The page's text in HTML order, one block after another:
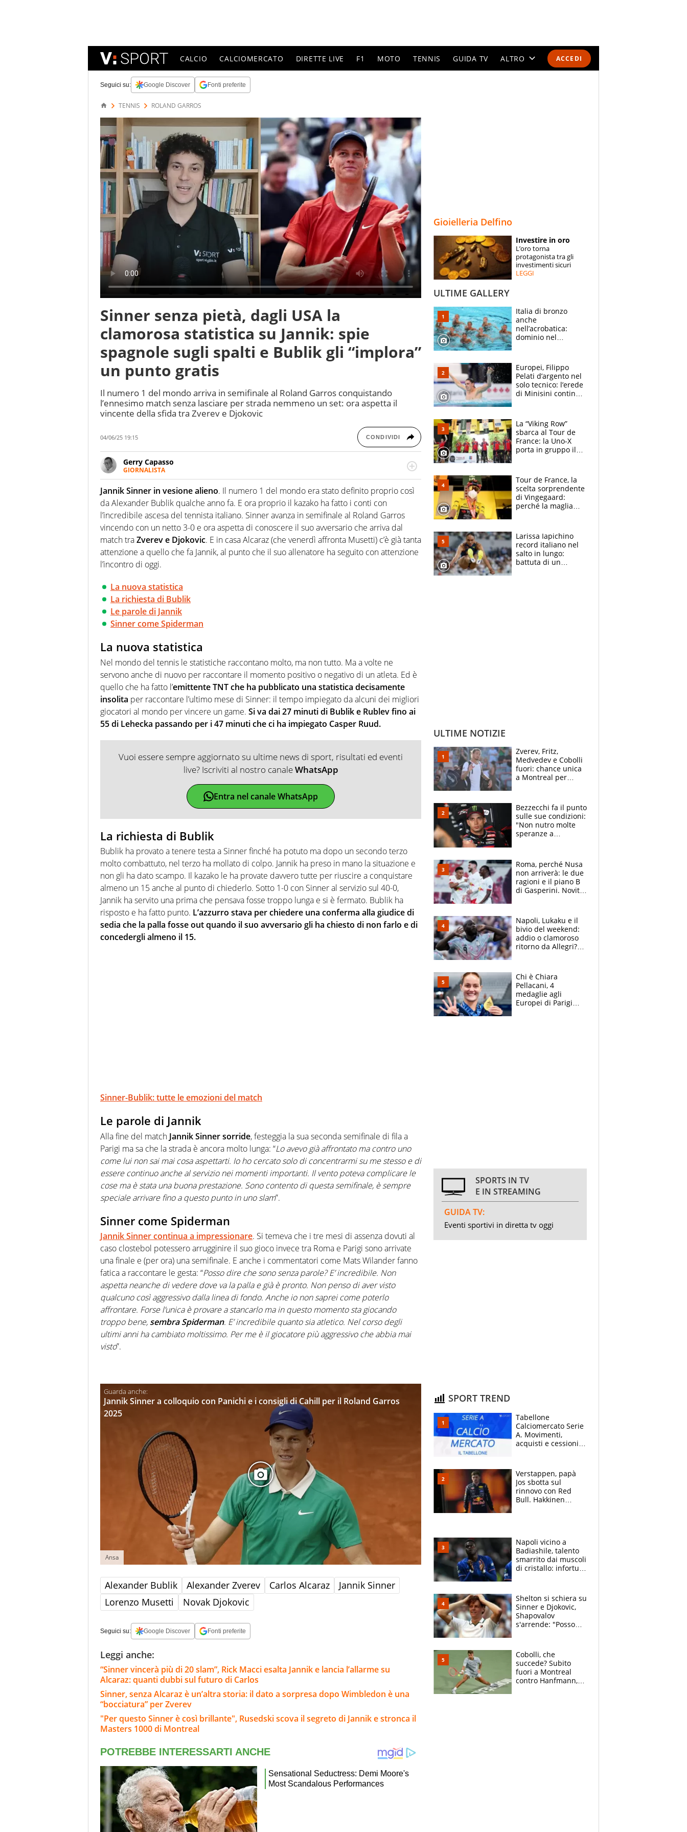
ACCEDI
CALCIO CALCIOMERCATO DIRETTE LIVE F1 MOTO TENNIS GUIDA TV ALTRO
SPECIALI
ESPERTI
Seguici su: Google Discover Fonti preferite
TENNIS ROLAND GARROS
Sinner senza pietà, dagli USA la
clamorosa statistica su Jannik: spie
spagnole sugli spalti e Bublik gli “implora”
un punto gratis
Il numero 1 del mondo arriva in semifinale al Roland Garros conquistando
l’ennesimo match senza lasciare per strada nemmeno un set: ora aspetta il
vincente della sfida tra Zverev e Djokovic
04/06/25 19:15 CONDIVIDI
Gerry Capasso
GIORNALISTA
Per lui gli sport americani non hanno segreti: basket, football, baseball e la capacità
innata di trovare la notizia dove altri non vedono granché
Jannik Sinner in vesione alieno. Il numero 1 del mondo era stato definito proprio così
da Alexander Bublik qualche anno fa. E ora proprio il kazako ha fatto i conti con
l’incredibile ascesa del tennista italiano. Sinner avanza in semifinale al Roland Garros
vincendo con un netto 3-0 e ora aspetta di conoscere il suo avversario che arriva dal
match traZverev e Djokovic. E in casa Alcaraz (che venerdì affronta Musetti) c’è già tanta
attenzione a quello che fa Jannik, al punto che il suo allenatore ha seguito con attenzione
l’incontro di oggi.
La nuova statistica
La richiesta di Bublik
Le parole di Jannik
Sinner come Spiderman
La nuova statistica
Nel mondo del tennis le statistiche raccontano molto, ma non tutto. Ma a volte ne
servono anche di nuovo per raccontare il momento positivo o negativo di un atleta. Ed è
quello che ha fatto l’emittente TNT che ha pubblicato una statistica decisamente
insolita per raccontare l’ultimo mese di Sinner: il tempo impiegato da alcuni dei migliori
giocatori al mondo per vincere un game. Si va dai 27 minuti di Bublik e Rublev fino ai
55 di Lehecka passando per i 47 minuti che ci ha impiegato Casper Ruud.
Vuoi essere sempre aggiornato su ultime news di sport, risultati ed eventi
live? Iscriviti al nostro canaleWhatsApp
Entra nel canale WhatsApp
La richiesta di Bublik
Bublik ha provato a tenere testa a Sinner finché ha potuto ma dopo un secondo terzo
molto combattuto, nel terzo ha mollato di colpo. Jannik ha preso in mano la situazione e
non gli ha dato scampo. Il kazako le ha provate davvero tutte per riuscire a conquistare
almeno un 15 anche al punto di chiederlo. Sotto 1-0 con Sinner al servizio sul 40-0,
Jannik ha servito una prima che pensava fosse troppo lunga e si è fermato. Bublik ha
risposto e ha fatto punto. L’azzurro stava per chiedere una conferma alla giudice di
sedia che la palla fosse out quando il suo avversario gli ha chiesto di non farlo e di
concedergli almeno il 15.
Sinner-Bublik: tutte le emozioni del match
Le parole di Jannik
Alla fine del match Jannik Sinner sorride, festeggia la sua seconda semifinale di fila a
Parigi ma sa che la strada è ancora molto lunga: “Lo avevo già affrontato ma contro uno
come lui non sai mai cosa aspettarti. Io ho cercato solo di concentrarmi su me stesso e di
essere continuo anche al servizio nei momenti importanti. Il vento poteva complicare le
cose ma è stata una buona prestazione. Sono contento di questa semifinale, è sempre
speciale arrivare fino a questo punto in uno slam”.
Sinner come Spiderman
Jannik Sinner continua a impressionare. Si temeva che i tre mesi di assenza dovuti al
caso clostebol potessero arrugginire il suo gioco invece tra Roma e Parigi sono arrivate
una finale e (per ora) una semifinale. E anche i commentatori come Mats Wilander fanno
fatica a raccontare le gesta: “Posso dire che sono senza parole? E’ incredibile. Non
aspetta neanche di vedere dove va la palla e già è pronto. Non penso di aver visto
qualcuno così aggressivo dalla linea di fondo. Anche io non saprei come poterlo
affrontare. Forse l’unica è provare a stancarlo ma in questo momento sta giocando
troppo bene, sembra Spiderman. E’ incredibile quanto sia atletico. Nel corso degli
ultimi anni ha cambiato moltissimo. Per me è il giocatore più aggressivo che abbia mai
visto”.
Jannik Sinner a colloquio con Panichi e i consigli di Cahill per il Roland Garros
2025
Ansa
Alexander Bublik Alexander Zverev Carlos Alcaraz
Jannik Sinner
Lorenzo Musetti
Novak Djokovic
Seguici su: Google Discover Fonti preferite
Leggi anche:
“Sinner vincerà più di 20 slam”, Rick Macci esalta Jannik e lancia l’allarme su
Alcaraz: quanti dubbi sul futuro di Carlos
Sinner, senza Alcaraz è un’altra storia: il dato a sorpresa dopo Wimbledon è una
“bocciatura” per Zverev
"Per questo Sinner è così brillante", Rusedski scova il segreto di Jannik e stronca il
Masters 1000 di Montreal
Gioielleria Delfino
Investire in oro
L’oro torna
protagonista tra gli
investimenti sicuri
LEGGI
ULTIME GALLERY
Italia di bronzo
anche
nell’acrobatica:
dominio nel
e compagni
continuare
Europei, Filippo
Pelati d’argento nel
solo tecnico: l’erede
di Minisini continua
mirino
La “Viking Row”
sbarca al Tour de
France: la Uno-X
porta in gruppo il
compagni
Tour de France, la
scelta sorprendente
di Vingegaard:
perché la maglia
rischio da evitare
Larissa Iapichino
record italiano nel
salto in lungo:
battuta di un
ULTIME NOTIZIE
Zverev, Fritz,
Medvedev e Cobolli
fuori: chance unica
a Montreal per
attacca le palline
Bezzecchi fa il punto
sulle sue condizioni:
"Non nutro molte
speranze a
da Aragon
Roma, perché Nusa
non arriverà: le due
ragioni e il piano B
di Gasperini. Novità
Napoli, Lukaku e il
bivio del weekend:
addio o clamoroso
ritorno da Allegri?
Chi è Chiara
Pellacani, 4
medaglie agli
Europei di Parigi
SPORTS IN TV
E IN STREAMING
GUIDA TV:
Eventi sportivi in diretta tv oggi
SPORT TREND
Tabellone
Calciomercato Serie
A. Movimenti,
acquisti e cessioni:
Verstappen, papà
Jos sbotta sul
rinnovo con Red
Bull. Hakkinen
Napoli vicino a
Badiashile, talento
smarrito dai muscoli
di cristallo: infortuni
Shelton si schiera su
Sinner e Djokovic,
Shapovalov
s'arrende: "Posso
Cobolli, che
succede? Subito
fuori a Montreal
contro Hanfmann,